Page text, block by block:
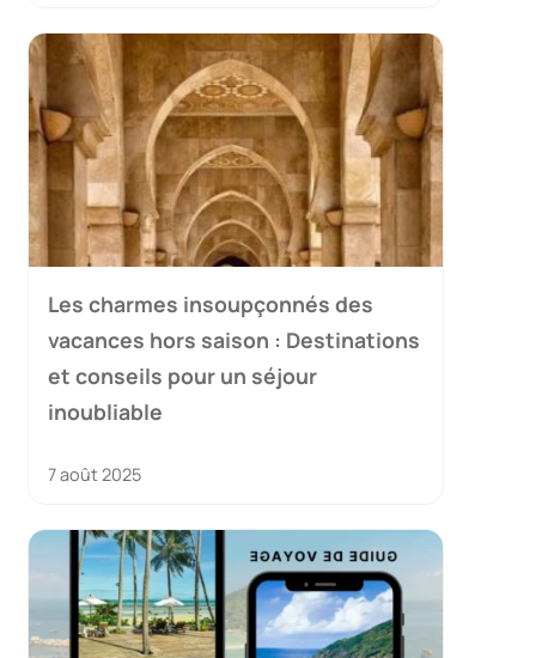
Les charmes insoupçonnés des
vacances hors saison : Destinations
et conseils pour un séjour
inoubliable
7 août 2025